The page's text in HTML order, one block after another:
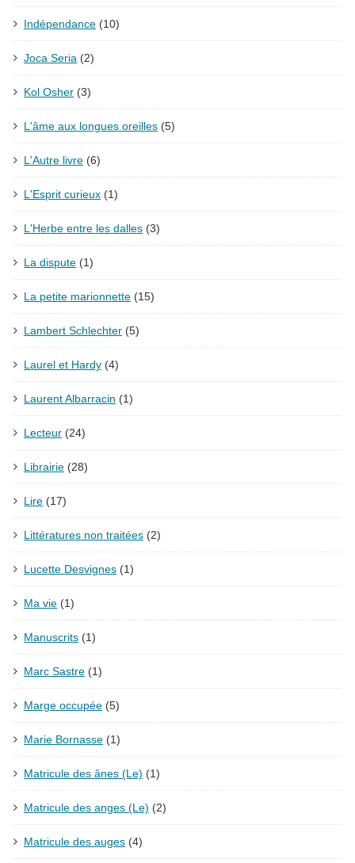
Indépendance (10)
Joca Seria (2)
Kol Osher (3)
L'âme aux longues oreilles (5)
L'Autre livre (6)
L'Esprit curieux (1)
L'Herbe entre les dalles (3)
La dispute (1)
La petite marionnette (15)
Lambert Schlechter (5)
Laurel et Hardy (4)
Laurent Albarracin (1)
Lecteur (24)
Librairie (28)
Lire (17)
Littératures non traitées (2)
Lucette Desvignes (1)
Ma vie (1)
Manuscrits (1)
Marc Sastre (1)
Marge occupée (5)
Marie Bornasse (1)
Matricule des ânes (Le) (1)
Matricule des anges (Le) (2)
Matricule des auges (4)